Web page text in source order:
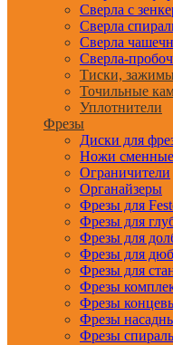
Сверла с
Сверла
Сверла
Сверла-
Тиски,
Точильные
Уплотнители
Фрезы
Диски для
Ножи сменные
Ограничители
Органайзеры
Фрезы для
Фрезы для
Фрезы для
Фрезы для
Фрезы для
Фрезы
Фрезы
Фрезы
Фрезы